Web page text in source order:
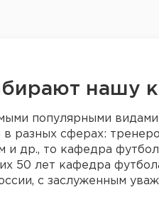
нашу
популярными
разных сферах:
и др., то кафедра
50 лет кафедра
с заслуженным